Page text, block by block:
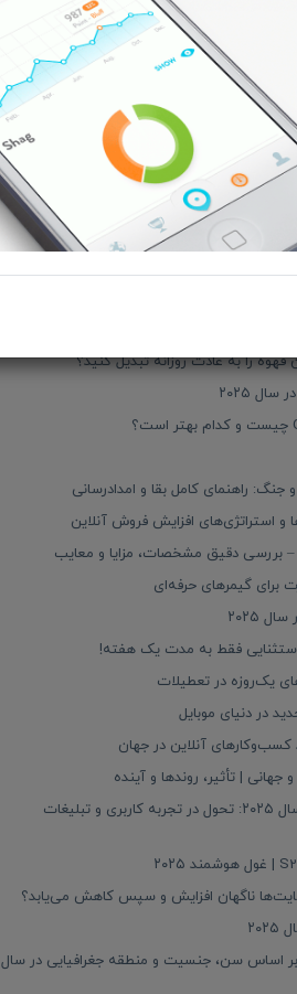
ایران
را به عادت روزانه تبدیل کنید؟
۲۰۲۵
راهنمای کامل بقا و امدادرسانی
و استراتژی‌های افزایش فروش آنلاین
۲۰۲۵
یک‌روزه در تعطیلات
آنلاین در جهان
| تأثیر، روندها و آینده
سرویس‌های جدید متا برای فیس‌بوک و اینستاگرام در سال ۲۰۲۵: تحول در تجربه کاربری و تبلیغات
بر اساس سن، جنسیت و منطقه جغرافیایی در سال